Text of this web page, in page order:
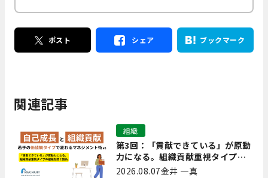
ポスト シェア ブックマーク
関連記事
第3回：「貢献できている」が原動
力になる。組織貢献重視タイプの
離職を防ぐ技術
組織
2026.08.07金井 一真